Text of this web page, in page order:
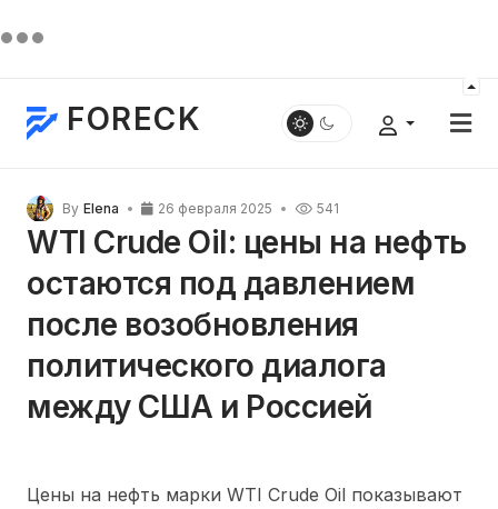
FORECK
By Elena 26 февраля 2025 541
WTI Crude Oil: цены на нефть
остаются под давлением
после возобновления
политического диалога
между США и Россией
Цены на нефть марки WTI Crude Oil показывают